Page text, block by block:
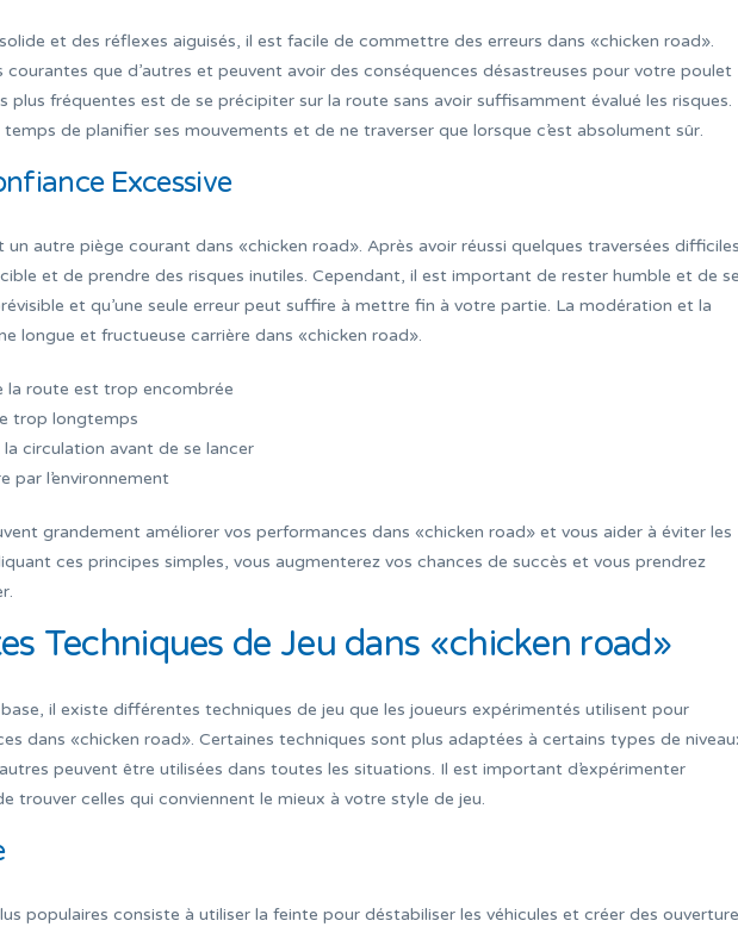
et des réflexes aiguisés, il est facile de commettre des erreurs dans «chicken road».
courantes que d’autres et peuvent avoir des conséquences désastreuses pour votre poulet
plus fréquentes est de se précipiter sur la route sans avoir suffisamment évalué les risques.
de planifier ses mouvements et de ne traverser que lorsque c’est absolument sûr.
Excessive
un autre piège courant dans «chicken road». Après avoir réussi quelques traversées
et de prendre des risques inutiles. Cependant, il est important de rester humble et de
et qu’une seule erreur peut suffire à mettre fin à votre partie. La modération et la
longue et fructueuse carrière dans «chicken road».
la route est trop encombrée
trop longtemps
circulation avant de se lancer
par l’environnement
grandement améliorer vos performances dans «chicken road» et vous aider à éviter les
ces principes simples, vous augmenterez vos chances de succès et vous prendrez
Techniques de Jeu dans «chicken road»
il existe différentes techniques de jeu que les joueurs expérimentés utilisent pour
dans «chicken road». Certaines techniques sont plus adaptées à certains types de
peuvent être utilisées dans toutes les situations. Il est important d’expérimenter
trouver celles qui conviennent le mieux à votre style de jeu.
populaires consiste à utiliser la feinte pour déstabiliser les véhicules et créer des